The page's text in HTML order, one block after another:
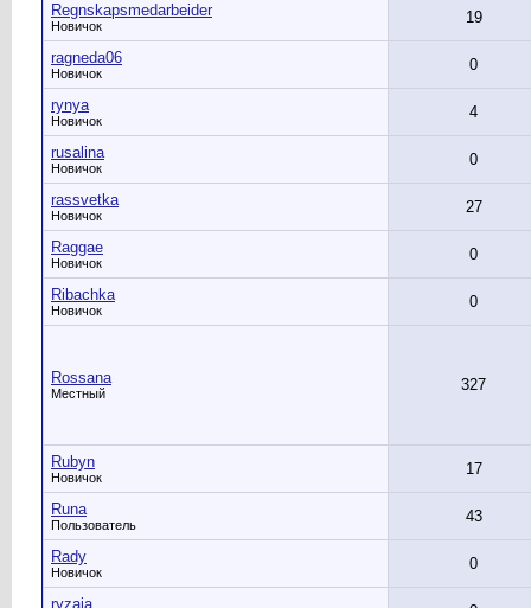
Regnskapsmedarbeider
Новичок 19
ragneda06
Новичок 0
rynya
Новичок 4
rusalina
Новичок 0
rassvetka
Новичок 27
Raggae
Новичок 0
Ribachka
Новичок 0
Rossana
Местный 327
Rubyn
Новичок 17
Runa
Пользователь 43
Rady
Новичок 0
ryzaja